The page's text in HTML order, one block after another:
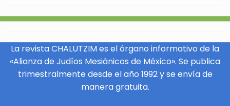
La revista CHALUTZIM es el órgano informativo de la
«Alianza de Judíos Mesiánicos de México». Se publica
trimestralmente desde el año 1992 y se envía de
manera gratuita.